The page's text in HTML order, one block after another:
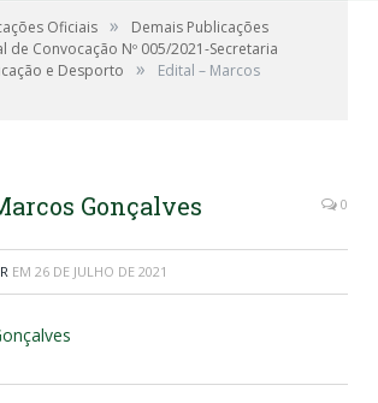
Oficiais »
Demais Publicações
de Convocação Nº 005/2021-Secretaria
e Desporto
»
Edital – Marcos
Gonçalves 0
EM 26 DE JULHO DE 2021